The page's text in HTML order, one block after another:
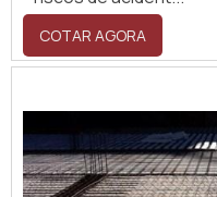
COTAR AGORA